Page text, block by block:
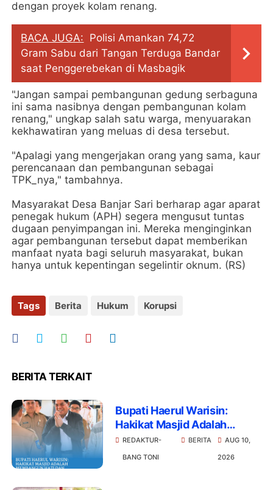
dengan proyek kolam renang.
BACA JUGA: Polisi Amankan 74,72
Gram Sabu dari Tangan Terduga Bandar
saat Penggerebekan di Masbagik
"Jangan sampai pembangunan gedung serbaguna
ini sama nasibnya dengan pembangunan kolam
renang," ungkap salah satu warga, menyuarakan
kekhawatiran yang meluas di desa tersebut.
"Apalagi yang mengerjakan orang yang sama, kaur
perencanaan dan pembangunan sebagai
TPK_nya," tambahnya.
Masyarakat Desa Banjar Sari berharap agar aparat
penegak hukum (APH) segera mengusut tuntas
dugaan penyimpangan ini. Mereka menginginkan
agar pembangunan tersebut dapat memberikan
manfaat nyata bagi seluruh masyarakat, bukan
hanya untuk kepentingan segelintir oknum. (RS)
Tags Berita Hukum Korupsi
BERITA TERKAIT
Bupati Haerul Warisin:
Hakikat Masjid Adalah
Membangun Hati Dan
Mendidik Generasi
REDAKTUR-
BANG TONI
BERITA
AUG 10,
2026